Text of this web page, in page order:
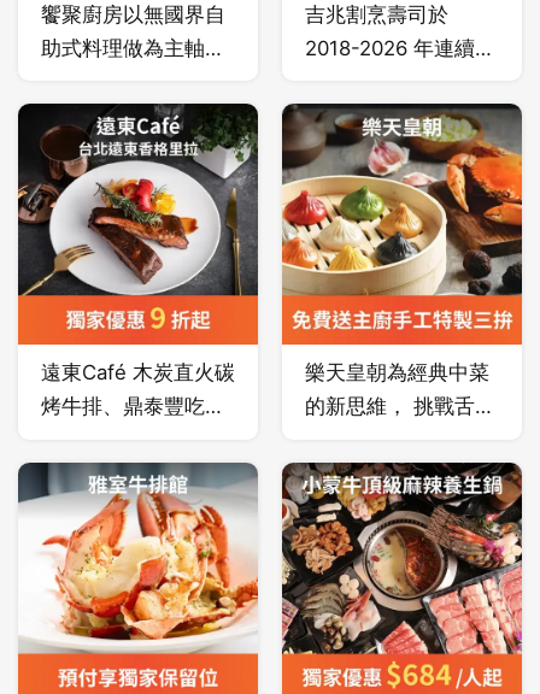
饗聚廚房以無國界自
助式料理做為主軸，
南亞各國創意料理，
帶來前所未有的餐飲
融合饗宴，餐廳設計
以天然木材搭配自然
元素的花卉圖騰，宛
如置身歐洲浪漫花
園。
吉兆割烹壽司於
2018-2026 年連續九
其林一星」，以非日
籍廚師獲獎，倍感殊
榮。
遠東Café 木炭直火碳
烤牛排、鼎泰豐吃到
點！
樂天皇朝為經典中菜
的新思維， 挑戰舌尖
美食的東方天堂 ，
以中國宮廷世界裡，
欣賞當時的奢華與富
麗。